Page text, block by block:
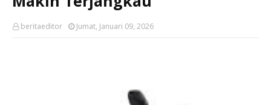
beritaeditor Jumat, Januari 09, 2026